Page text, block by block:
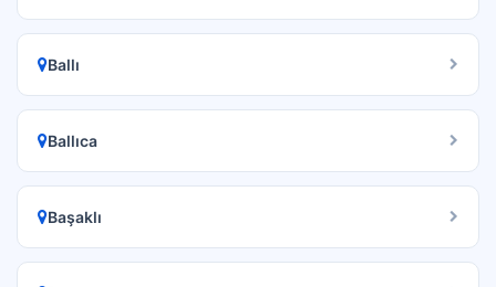
Ballı
Ballıca
Başaklı